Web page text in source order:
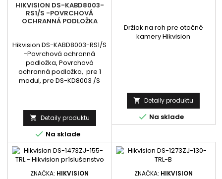
HIKVISION DS-KABD8003-
RS1/S -POVRCHOVÁ
OCHRANNÁ PODLOŽKA
Hikvision DS-KABD8003-RS1/S
-Povrchová ochranná
podložka, Povrchová
ochranná podložka, pre 1
modul, pre DS-KD8003 /S
 Detaily produktu
 Na sklade
Držiak na roh pre otočné
kamery Hikvision
 Detaily produktu
 Na sklade
ZNAČKA: HIKVISION ZNAČKA: HIKVISION